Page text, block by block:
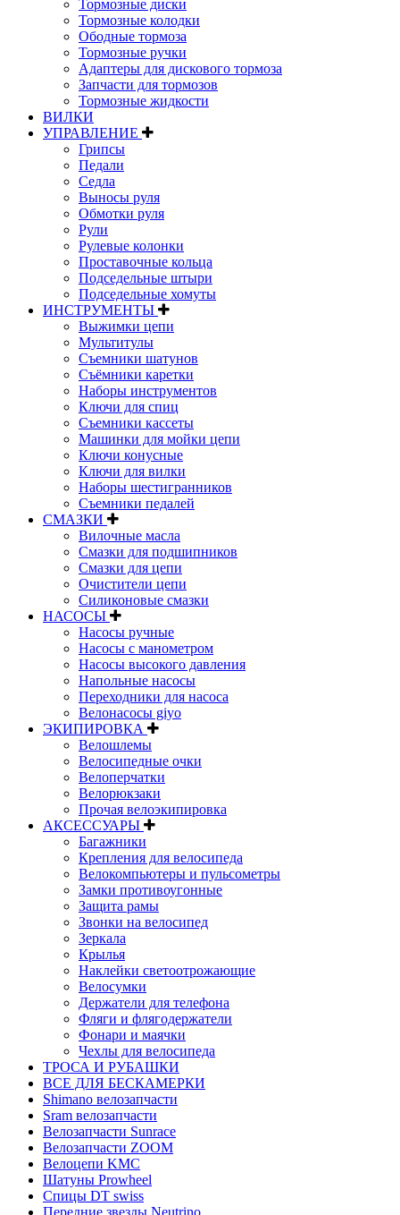
Тормозные диски
Тормозные колодки
Ободные тормоза
Тормозные ручки
Адаптеры для дискового тормоза
Запчасти для тормозов
Тормозные жидкости
ВИЛКИ
УПРАВЛЕНИЕ
Грипсы
Педали
Седла
Выносы руля
Обмотки руля
Рули
Рулевые колонки
Проставочные кольца
Подседельные штыри
Подседельные хомуты
ИНСТРУМЕНТЫ
Выжимки цепи
Мультитулы
Съемники шатунов
Съёмники каретки
Наборы инструментов
Ключи для спиц
Съемники кассеты
Машинки для мойки цепи
Ключи конусные
Ключи для вилки
Наборы шестигранников
Съемники педалей
СМАЗКИ
Вилочные масла
Смазки для подшипников
Смазки для цепи
Очистители цепи
Силиконовые смазки
НАСОСЫ
Насосы ручные
Насосы с манометром
Насосы высокого давления
Напольные насосы
Переходники для насоса
Велонасосы giyo
ЭКИПИРОВКА
Велошлемы
Велосипедные очки
Велоперчатки
Велорюкзаки
Прочая велоэкипировка
АКСЕССУАРЫ
Багажники
Крепления для велосипеда
Велокомпьютеры и пульсометры
Замки противоугонные
Защита рамы
Звонки на велосипед
Зеркала
Крылья
Наклейки светоотрожающие
Велосумки
Держатели для телефона
Фляги и флягодержатели
Фонари и маячки
Чехлы для велосипеда
ТРОСА И РУБАШКИ
ВСЕ ДЛЯ БЕСКАМЕРКИ
Shimano велозапчасти
Sram велозапчасти
Велозапчасти Sunrace
Велозапчасти ZOOM
Велоцепи KMC
Шатуны Prowheel
Спицы DT swiss
Передние звезды Neutrino